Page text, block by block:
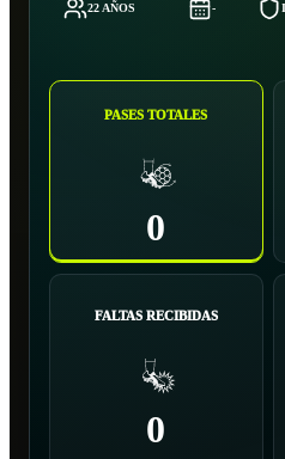
22 AÑOS -
PASES TOTALES
0
FALTAS RECIBIDAS
0